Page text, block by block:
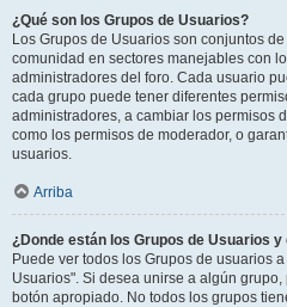
¿Qué son los Grupos de Usuarios?
Los Grupos de Usuarios son conjuntos
comunidad en sectores manejables con
administradores del foro. Cada usuario
cada grupo puede tener diferentes
administradores, a cambiar los permisos
como los permisos de moderador, o
usuarios.
Arriba
¿Donde están los Grupos de Usuarios
Puede ver todos los Grupos de usuarios
Usuarios". Si desea unirse a algún
botón apropiado. No todos los grupos